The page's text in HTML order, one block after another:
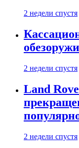
2 недели спустя
2 недели спустя
Land
2 недели спустя